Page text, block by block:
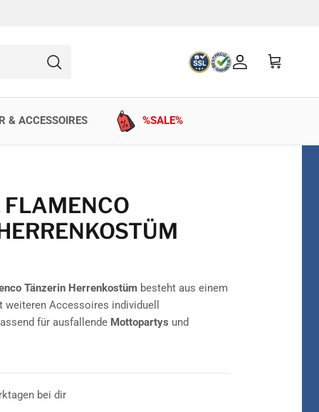
Suchen
& ACCESSOIRES %SALE%
FLAMENCO
Tänzerin Herrenkostümbesteht aus einem
weiteren Accessoires individuell
für ausfallende Mottopartys und
bei dir